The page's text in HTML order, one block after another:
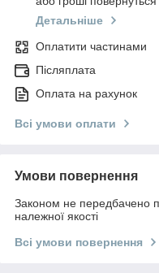
Детальніше
Оплатити частинами
Післяплата
Оплата на рахунок
Всі умови оплати
Умови повернення
Законом не передбачено
належної якості
Всі умови повернення